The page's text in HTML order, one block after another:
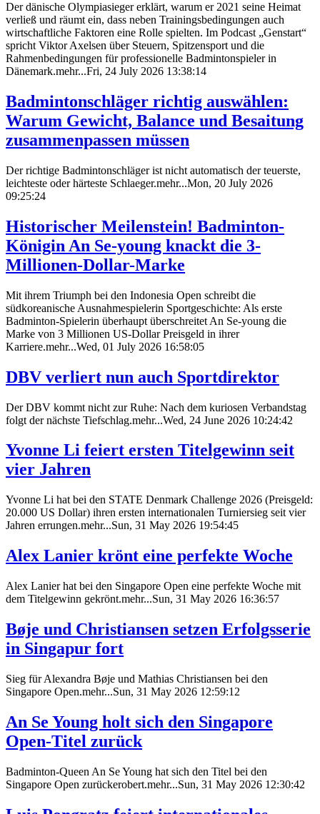
Der dänische Olympiasieger erklärt, warum er 2021 seine Heimat
verließ und räumt ein, dass neben Trainingsbedingungen auch
wirtschaftliche Faktoren eine Rolle spielten. Im Podcast „Genstart“
spricht Viktor Axelsen über Steuern, Spitzensport und die
Rahmenbedingungen für professionelle Badmintonspieler in
Dänemark.mehr...Fri, 24 July 2026 13:38:14
Badmintonschläger richtig auswählen:
Warum Gewicht, Balance und Besaitung
zusammenpassen müssen
Der richtige Badmintonschläger ist nicht automatisch der teuerste,
leichteste oder härteste Schlaeger.mehr...Mon, 20 July 2026
09:25:24
Historischer Meilenstein! Badminton-
Königin An Se-young knackt die 3-
Millionen-Dollar-Marke
Mit ihrem Triumph bei den Indonesia Open schreibt die
südkoreanische Ausnahmespielerin Sportgeschichte: Als erste
Badminton-Spielerin überhaupt überschreitet An Se-young die
Marke von 3 Millionen US-Dollar Preisgeld in ihrer
Karriere.mehr...Wed, 01 July 2026 16:58:05
DBV verliert nun auch Sportdirektor
Der DBV kommt nicht zur Ruhe: Nach dem kuriosen Verbandstag
folgt der nächste Tiefschlag.mehr...Wed, 24 June 2026 10:24:42
Yvonne Li feiert ersten Titelgewinn seit
vier Jahren
Yvonne Li hat bei den STATE Denmark Challenge 2026 (Preisgeld:
20.000 US Dollar) ihren ersten internationalen Turniersieg seit vier
Jahren errungen.mehr...Sun, 31 May 2026 19:54:45
Alex Lanier krönt eine perfekte Woche
Alex Lanier hat bei den Singapore Open eine perfekte Woche mit
dem Titelgewinn gekrönt.mehr...Sun, 31 May 2026 16:36:57
Bøje und Christiansen setzen Erfolgsserie
in Singapur fort
Sieg für Alexandra Bøje und Mathias Christiansen bei den
Singapore Open.mehr...Sun, 31 May 2026 12:59:12
An Se Young holt sich den Singapore
Open-Titel zurück
Badminton-Queen An Se Young hat sich den Titel bei den
Singapore Open zurückerobert.mehr...Sun, 31 May 2026 12:30:42